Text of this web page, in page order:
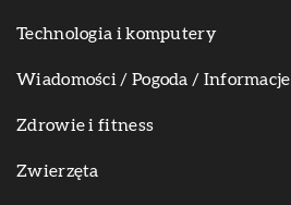
Technologia i komputery
Wiadomości / Pogoda / Informacje
Zdrowie i fitness
Zwierzęta